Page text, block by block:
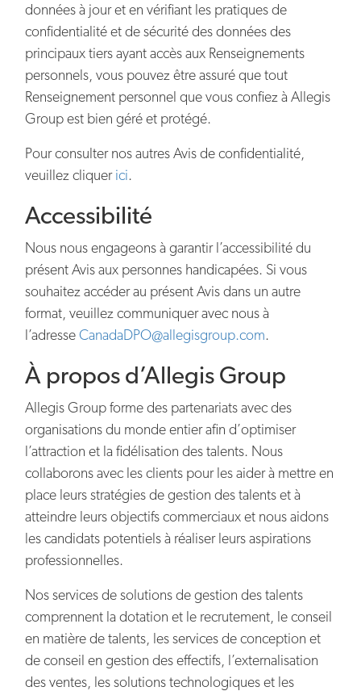
données à jour et en vérifiant les pratiques de
confidentialité et de sécurité des données des
principaux tiers ayant accès aux Renseignements
personnels, vous pouvez être assuré que tout
Renseignement personnel que vous confiez à Allegis
Group est bien géré et protégé.
Pour consulter nos autres Avis de confidentialité,
veuillez cliquerici.
Accessibilité
Nous nous engageons à garantir l’accessibilité du
présent Avis aux personnes handicapées. Si vous
souhaitez accéder au présent Avis dans un autre
format, veuillez communiquer avec nous à
l’adresseCanadaDPO@allegisgroup.com.
À propos d’Allegis Group
Allegis Group forme des partenariats avec des
organisations du monde entier afin d’optimiser
l’attraction et la fidélisation des talents. Nous
collaborons avec les clients pour les aider à mettre en
place leurs stratégies de gestion des talents et à
atteindre leurs objectifs commerciaux et nous aidons
les candidats potentiels à réaliser leurs aspirations
professionnelles.
Nos services de solutions de gestion des talents
comprennent la dotation et le recrutement, le conseil
en matière de talents, les services de conception et
de conseil en gestion des effectifs, l’externalisation
des ventes, les solutions technologiques et les